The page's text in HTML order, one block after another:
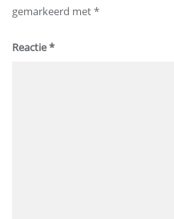
gemarkeerd met*
Reactie*